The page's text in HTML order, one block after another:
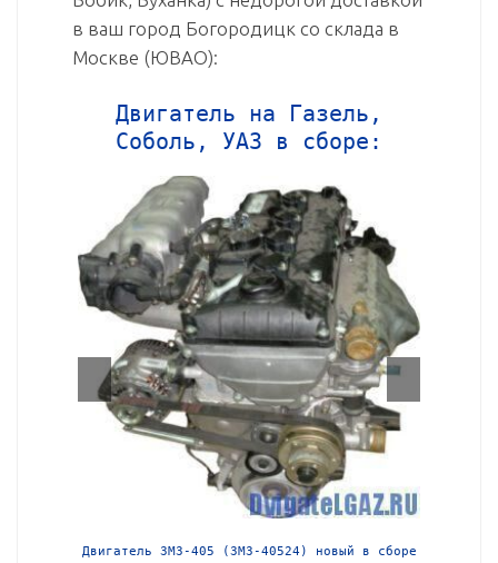
в ваш город Богородицк со склада в
Москве (ЮВАО):
Двигатель на Газель,
Соболь, УАЗ в сборе:
Двигатель ЗМЗ-405 (ЗМЗ-40524) новый в сборе